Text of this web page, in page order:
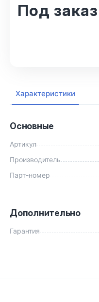
Под заказ
Характеристики
Основные
Артикул
Производитель
Парт-номер
Дополнительно
Гарантия